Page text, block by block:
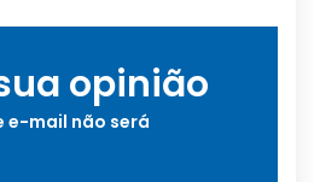
opinião
e-mail não será